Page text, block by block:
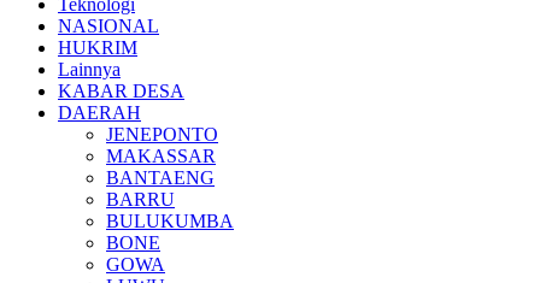
Teknologi
NASIONAL
HUKRIM
Lainnya
KABAR DESA
DAERAH
JENEPONTO
MAKASSAR
BANTAENG
BARRU
BULUKUMBA
BONE
GOWA